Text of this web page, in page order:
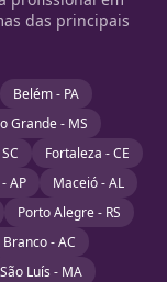
das principais
Belém - PA
Grande - MS
Fortaleza - CE
AP
Maceió - AL
Porto Alegre - RS
Branco - AC
São Luís - MA